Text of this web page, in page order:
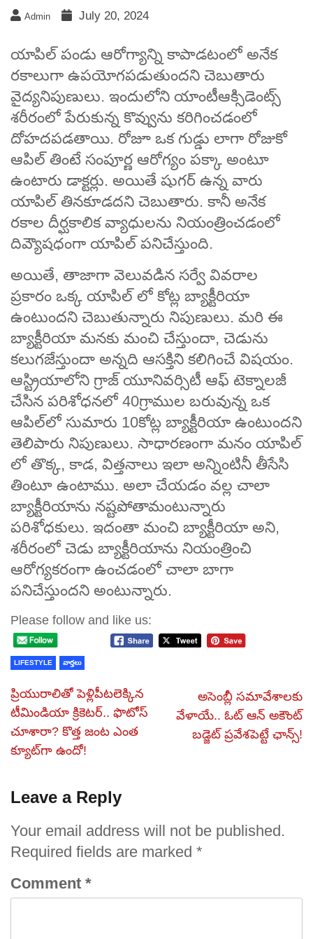
Admin July 20, 2024
యాపిల్‌ పండు ఆరోగ్యాన్ని కాపాడటంలో అనేక
రకాలుగా ఉపయోగపడుతుందని చెబుతారు
వైద్యనిపుణులు. ఇందులోని యాంటీఆక్సిడెంట్స్
శరీరంలో పేరుకున్న కొవ్వును కరిగించడంలో
దోహదపడతాయి. రోజూ ఒక గుడ్డు లాగా రోజుకో
ఆపిల్ తింటే సంపూర్ణ ఆరోగ్యం పక్కా అంటూ
ఉంటారు డాక్టర్లు. అయితే షుగర్ ఉన్న వారు
యాపిల్ తినకూడదని చెబుతారు. కానీ అనేక
రకాల దీర్ఘకాలిక వ్యాధులను నియంత్రించడంలో
దివ్యౌషధంగా యాపిల్‌ పనిచేస్తుంది.
అయితే, తాజాగా వెలువడిన సర్వే వివరాల
ప్రకారం ఒక్క యాపిల్ లో కోట్ల బ్యాక్టీరియా
ఉంటుందని చెబుతున్నారు నిపుణులు. మరి ఈ
బ్యాక్టీరియా మనకు మంచి చేస్తుందా, చెడును
కలుగజేస్తుందా అన్నది ఆసక్తిని కలిగించే విషయం.
ఆస్ట్రియాలోని గ్రాజ్‌ యూనివర్సిటీ ఆఫ్‌ టెక్నాలజీ
చేసిన పరిశోధనలో 40గ్రాముల బరువున్న ఒక
ఆపిల్‌లో సుమారు 10కోట్ల బ్యాక్టీరియా ఉంటుందని
తెలిపారు నిపుణులు. సాధారణంగా మనం యాపిల్
లో తొక్క, కాడ, విత్తనాలు ఇలా అన్నింటినీ తీసేసి
తింటూ ఉంటాము. అలా చేయడం వల్ల చాలా
బ్యాక్టీరియాను నష్టపోతామంటున్నారు
పరిశోధకులు. ఇదంతా మంచి బ్యాక్టీరియా అని,
శరీరంలో చెడు బ్యాక్టీరియాను నియంత్రించి
ఆరోగ్యకరంగా ఉంచడంలో చాలా బాగా
పనిచేస్తుందని అంటున్నారు.
Please follow and like us:
LIFESTYLE వార్తలు
ప్రియురాలితో పెళ్లిపీటలెక్కిన
టీమిండియా క్రికెటర్.. ఫొటోస్
చూశారా? కొత్త జంట ఎంత
క్యూట్‌గా ఉందో!
అసెంబ్లీ సమావేశాలకు
వేళాయే.. ఓట్ ఆన్ అకౌంట్
బడ్జెట్ ప్రవేశపెట్టే ఛాన్స్‌!
Leave a Reply
Your email address will not be published.
Required fields are marked *
Comment *